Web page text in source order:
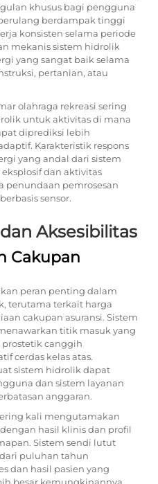
khusus bagi pengguna
berdampak tinggi
konsisten selama periode
mekanis sistem hidrolik
yang sangat baik selama
pertanian, atau
olahraga rekreasi sering
untuk aktivitas di mana
diprediksi lebih
Karakteristik respons
yang andal dari sistem
dan aktivitas
penundaan pemrosesan
sensor.
Aksesibilitas
Cakupan
peran penting dalam
terutama terkait harga
cakupan asuransi. Sistem
titik masuk yang
canggih
cerdas kelas atas.
sistem hidrolik dapat
dan sistem layanan
anggaran.
kali mengutamakan
hasil klinis dan profil
Sistem sendi lutut
puluhan tahun
dan hasil pasien yang